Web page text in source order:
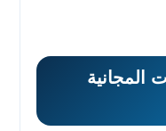
المجانية